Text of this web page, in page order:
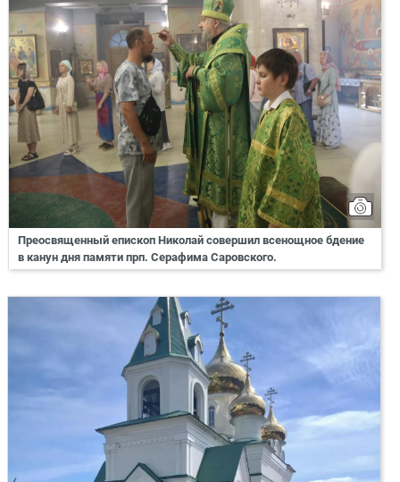
Преосвященный епископ Николай совершил всенощное бдение
в канун дня памяти прп. Серафима Саровского.